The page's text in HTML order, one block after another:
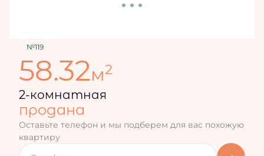
№119
58.32м2
2-комнатная
продана
Оставьте телефон и мы подберем для вас похожую
квартиру